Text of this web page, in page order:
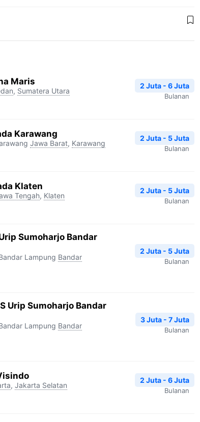
Maris
, Sumatera Utara
2 Juta - 6 Juta
Bulanan
Karawang
Jawa Barat, Karawang
2 Juta - 5 Juta
Bulanan
Klaten
Tengah, Klaten
2 Juta - 5 Juta
Bulanan
Sumoharjo Bandar
Lampung Bandar
2 Juta - 5 Juta
Bulanan
Urip Sumoharjo Bandar
Lampung Bandar
3 Juta - 7 Juta
Bulanan
, Jakarta Selatan
2 Juta - 6 Juta
Bulanan